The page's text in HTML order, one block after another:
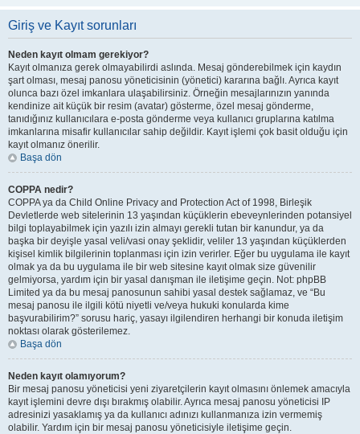
Giriş ve Kayıt sorunları
Neden kayıt olmam gerekiyor?
Kayıt olmanıza gerek olmayabilirdi aslında. Mesaj gönderebilmek için kaydın
şart olması, mesaj panosu yöneticisinin (yönetici) kararına bağlı. Ayrıca kayıt
olunca bazı özel imkanlara ulaşabilirsiniz. Örneğin mesajlarınızın yanında
kendinize ait küçük bir resim (avatar) gösterme, özel mesaj gönderme,
tanıdığınız kullanıcılara e-posta gönderme veya kullanıcı gruplarına katılma
imkanlarına misafir kullanıcılar sahip değildir. Kayıt işlemi çok basit olduğu için
kayıt olmanız önerilir.
Başa dön
COPPA nedir?
COPPA ya da Child Online Privacy and Protection Act of 1998, Birleşik
Devletlerde web sitelerinin 13 yaşından küçüklerin ebeveynlerinden potansiyel
bilgi toplayabilmek için yazılı izin almayı gerekli tutan bir kanundur, ya da
başka bir deyişle yasal veli/vasi onay şeklidir, veliler 13 yaşından küçüklerden
kişisel kimlik bilgilerinin toplanması için izin verirler. Eğer bu uygulama ile kayıt
olmak ya da bu uygulama ile bir web sitesine kayıt olmak size güvenilir
gelmiyorsa, yardım için bir yasal danışman ile iletişime geçin. Not: phpBB
Limited ya da bu mesaj panosunun sahibi yasal destek sağlamaz, ve “Bu
mesaj panosu ile ilgili kötü niyetli ve/veya hukuki konularda kime
başvurabilirim?” sorusu hariç, yasayı ilgilendiren herhangi bir konuda iletişim
noktası olarak gösterilemez.
Başa dön
Neden kayıt olamıyorum?
Bir mesaj panosu yöneticisi yeni ziyaretçilerin kayıt olmasını önlemek amacıyla
kayıt işlemini devre dışı bırakmış olabilir. Ayrıca mesaj panosu yöneticisi IP
adresinizi yasaklamış ya da kullanıcı adınızı kullanmanıza izin vermemiş
olabilir. Yardım için bir mesaj panosu yöneticisiyle iletişime geçin.